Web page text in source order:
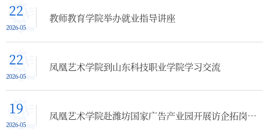
22
2026-05
教师教育学院举办就业指导讲座
22
2026-05
凤凰艺术学院到山东科技职业学院学习交流
19
2026-05
凤凰艺术学院赴潍坊国家广告产业园开展访企拓岗暨专业建设调研